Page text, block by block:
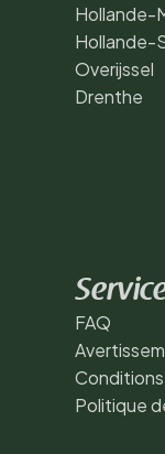
Hollande-
Hollande-
Overijssel
Drenthe
FAQ
Politique